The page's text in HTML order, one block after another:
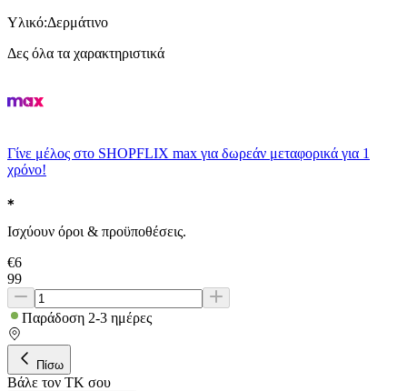
Υλικό:Δερμάτινο
Δες όλα τα χαρακτηριστικά
Γίνε μέλος στο SHOPFLIX max για δωρεάν μεταφορικά για 1
χρόνο!
Ισχύουν όροι & προϋποθέσεις.
€6
99
Παράδοση 2-3 ημέρες
Πίσω
Βάλε τον ΤΚ σου